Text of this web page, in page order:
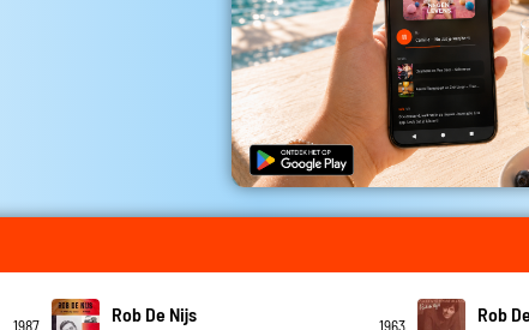
Rob De Nijs
Rob